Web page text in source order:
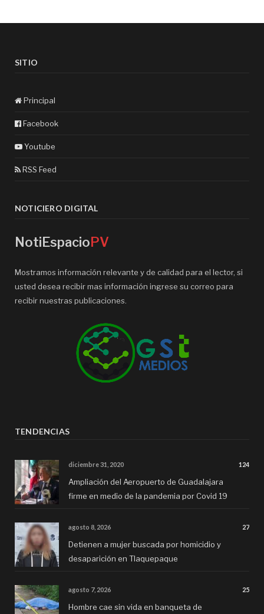
SITIO
Principal
Facebook
Youtube
RSS Feed
NOTICIERO DIGITAL
NotiEspacioPV
Mostramos información relevante y de calidad para el lector, si
usted desea recibir mas información ingrese su correo para
recibir nuestras publicaciones.
TENDENCIAS
diciembre 31, 2020 124
Ampliación del Aeropuerto de Guadalajara
firme en medio de la pandemia por Covid 19
agosto 8, 2026 27
Detienen a mujer buscada por homicidio y
desaparición en Tlaquepaque
agosto 7, 2026 25
Hombre cae sin vida en banqueta de